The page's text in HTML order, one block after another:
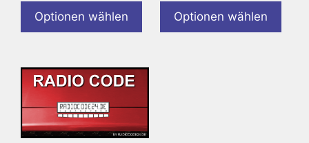
Optionen wählen Optionen wählen